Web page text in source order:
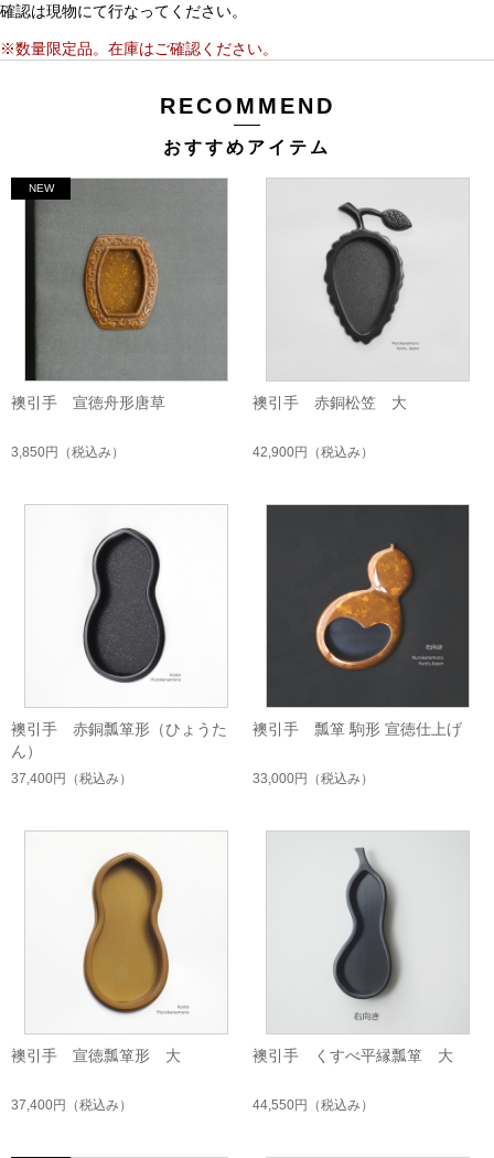
確認は現物にて行なってください。
※数量限定品。在庫はご確認ください。
RECOMMEND
おすすめアイテム
襖引手 宣徳舟形唐草
3,850円 （税込み）
襖引手 赤銅松笠 大
42,900円 （税込み）
襖引手 赤銅瓢箪形（ひょうた
ん）
37,400円 （税込み）
襖引手 瓢箪 駒形 宣徳仕上げ
33,000円 （税込み）
襖引手 宣徳瓢箪形 大
37,400円 （税込み）
襖引手 くすべ平縁瓢箪 大
44,550円 （税込み）